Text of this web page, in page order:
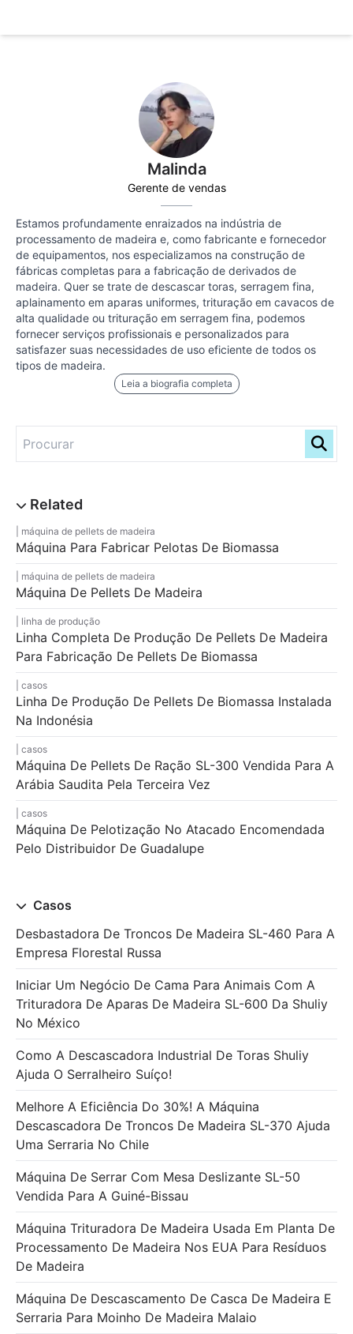
Malinda
Gerente de vendas
Estamos profundamente enraizados na indústria de
processamento de madeira e, como fabricante e fornecedor
de equipamentos, nos especializamos na construção de
fábricas completas para a fabricação de derivados de
madeira. Quer se trate de descascar toras, serragem fina,
aplainamento em aparas uniformes, trituração em cavacos de
alta qualidade ou trituração em serragem fina, podemos
fornecer serviços profissionais e personalizados para
satisfazer suas necessidades de uso eficiente de todos os
tipos de madeira.
Leia a biografia completa
máquina de pellets de madeira
Máquina Para Fabricar Pelotas De Biomassa
máquina de pellets de madeira
Máquina De Pellets De Madeira
linha de produção
Linha Completa De Produção De Pellets De Madeira
Para Fabricação De Pellets De Biomassa
casos
Linha De Produção De Pellets De Biomassa Instalada
Na Indonésia
casos
Máquina De Pellets De Ração SL-300 Vendida Para A
Arábia Saudita Pela Terceira Vez
casos
Máquina De Pelotização No Atacado Encomendada
Pelo Distribuidor De Guadalupe
Casos
Desbastadora De Troncos De Madeira SL-460 Para A
Empresa Florestal Russa
Iniciar Um Negócio De Cama Para Animais Com A
Trituradora De Aparas De Madeira SL-600 Da Shuliy
No México
Como A Descascadora Industrial De Toras Shuliy
Ajuda O Serralheiro Suíço!
Melhore A Eficiência Do 30%! A Máquina
Descascadora De Troncos De Madeira SL-370 Ajuda
Uma Serraria No Chile
Máquina De Serrar Com Mesa Deslizante SL-50
Vendida Para A Guiné-Bissau
Máquina Trituradora De Madeira Usada Em Planta De
Processamento De Madeira Nos EUA Para Resíduos
De Madeira
Máquina De Descascamento De Casca De Madeira E
Serraria Para Moinho De Madeira Malaio